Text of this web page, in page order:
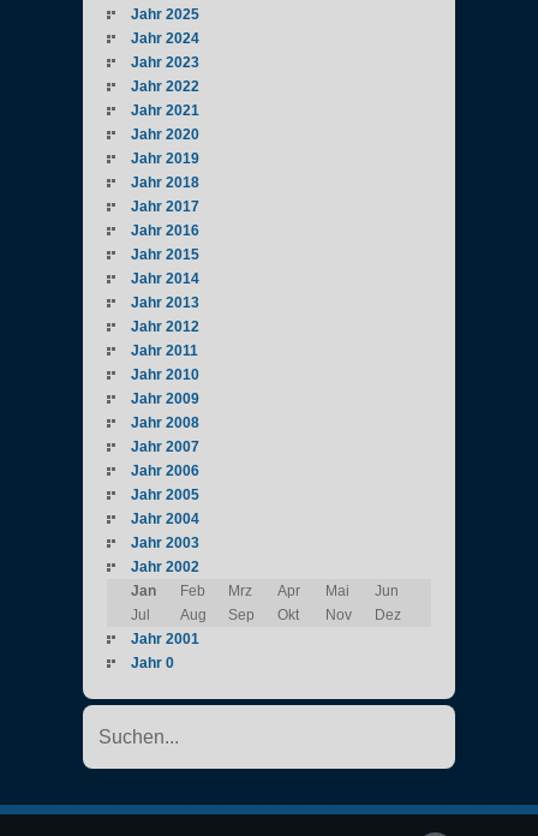
Jahr 2025
Jahr 2024
Jahr 2023
Jahr 2022
Jahr 2021
Jahr 2020
Jahr 2019
Jahr 2018
Jahr 2017
Jahr 2016
Jahr 2015
Jahr 2014
Jahr 2013
Jahr 2012
Jahr 2011
Jahr 2010
Jahr 2009
Jahr 2008
Jahr 2007
Jahr 2006
Jahr 2005
Jahr 2004
Jahr 2003
Jahr 2002
Jan
Feb Mrz Apr Mai
Jun
Jul
Aug Sep Okt Nov
Dez
Jahr 2001
Jahr 0